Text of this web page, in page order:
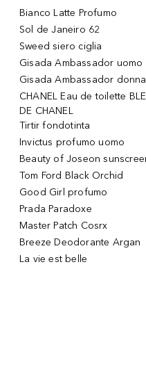
Bianco Latte Profumo
Sol de Janeiro 62
Sweed siero ciglia
Gisada Ambassador uomo
Gisada Ambassador donna
CHANEL Eau de toilette
DE CHANEL
Tirtir fondotinta
Invictus profumo uomo
Beauty of Joseon
Tom Ford Black Orchid
Good Girl profumo
Prada Paradoxe
Master Patch Cosrx
Breeze Deodorante Argan
La vie est belle